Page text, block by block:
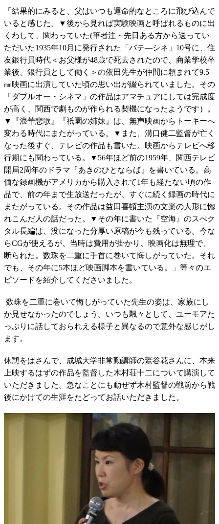
「結果的にみると、父はいつも運命的なところに飛び込んで
いると感じた。▼後から見れば実験映画と呼ばれるものに出
くわして、関わっていた(筆者注・先日ある方から送ってい
ただいた1935年10月に発行された「パテ—シネ」10号に、住
友銀行員時代＜お父様が48歳で死去されたので、商業学校卒
業後、銀行員として働く＞の依田先生が仲間に頼まれて9.5
㎜映画に出演していた頃の思い出が綴られていました。その
「ダブルオー・シネマ」の作品はアマチュアにしては完成度
が高く、関西で劇ものが作られる契機になったようです）。
▼『浪華悲歌』『祇園の姉妹』は、無声映画からトーキーへ
変わる時代にまたがっている。▼また、溝口健二監督が亡く
なった後すぐ、テレビの作品も書いた。映画からテレビへ移
行期にも関わっている。▼56年ほど前の1959年、関西テレビ
開局2周年のドラマ『あきのひとならば』を書いている。高
価な録画機がアメリカから購入されて1年も経たない頃の作
品で、前の年まで生放送だったが、すぐに続く録画の時代に
またがっている。その作品は益田喜頓主演の文楽の人形に惚
れこんだ人の話だった。▼その年に書いた『空海』のスぺク
タル長編は、没になった分厚い原稿が今も残っている。今な
らCGが使えるが、当時は費用が掛かり、映画化は無理で、
断られた。数珠を二重に手首に巻いて悔しがっていた。それ
でも、その年に5本ほど映画脚本を書いている。」等々のエ
ピソードを紹介してくださいました。
数珠を二重に巻いて悔しがっていた先生の姿は、家族にし
か見せなかったのでしょう。いつも飄々として、ユーモアた
っぷりに話しておられえる様子と異なるので意外な感じがし
ます。
休憩をはさんで、成城大学非常勤講師の鷲谷花さんに、本来
上映するはずの作品を監督した木村荘十二について講演して
いただきました。急なことにも動ぜず木村監督の戦前から戦
後にかけての生涯をたどってお話いただきました。